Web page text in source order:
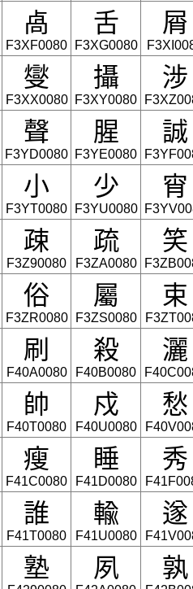
卨
F3XF0080
舌
F3XG0080
屑
燮
F3XX0080
攝
F3XY0080
涉
聲
F3YD0080
腥
F3YE0080
誠
小
F3YT0080
少
F3YU0080
宵
疎
F3Z90080
疏
F3ZA0080
笑
俗
F3ZR0080
屬
F3ZS0080
束
刷
F40A0080
殺
F40B0080
灑
帥
F40T0080
戍
F40U0080
愁
瘦
F41C0080
睡
F41D0080
秀
誰
F41T0080
輸
F41U0080
遂
塾 夙 孰